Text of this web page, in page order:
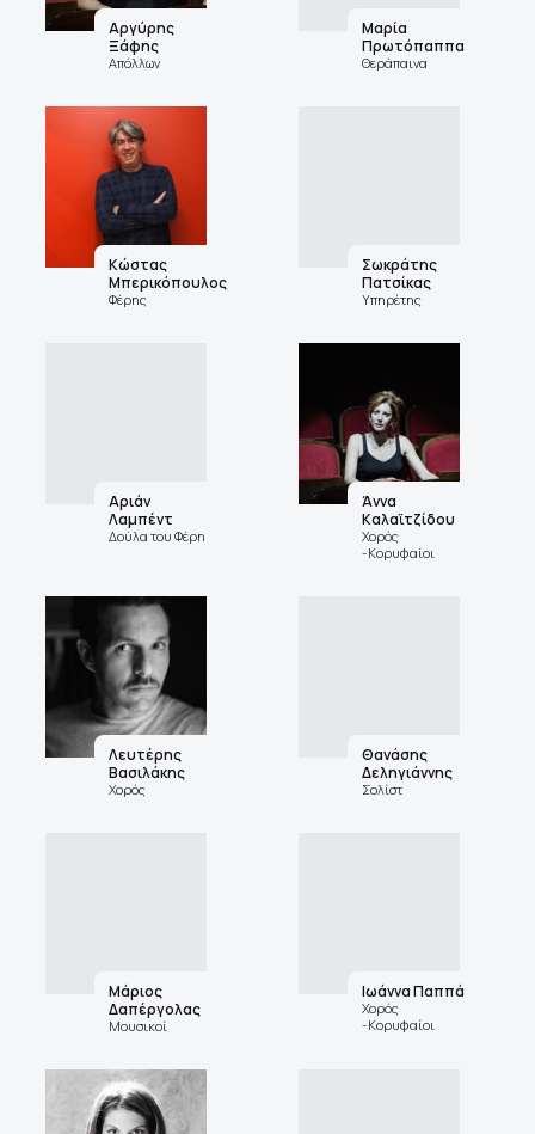
Αργύρης
Ξάφης
Απόλλων
Μαρία
Πρωτόπαππα
Θεράπαινα
Κώστας
Μπερικόπουλος
Φέρης
Σωκράτης
Πατσίκας
Υπηρέτης
Αριάν
Λαμπέντ
Δούλα του Φέρη
Άννα
Καλαϊτζίδου
Χορός
-Κορυφαίοι
Λευτέρης
Βασιλάκης
Χορός
Θανάσης
Δεληγιάννης
Σολίστ
Μάριος
Δαπέργολας
Μουσικοί
Ιωάννα Παππά
Χορός
-Κορυφαίοι